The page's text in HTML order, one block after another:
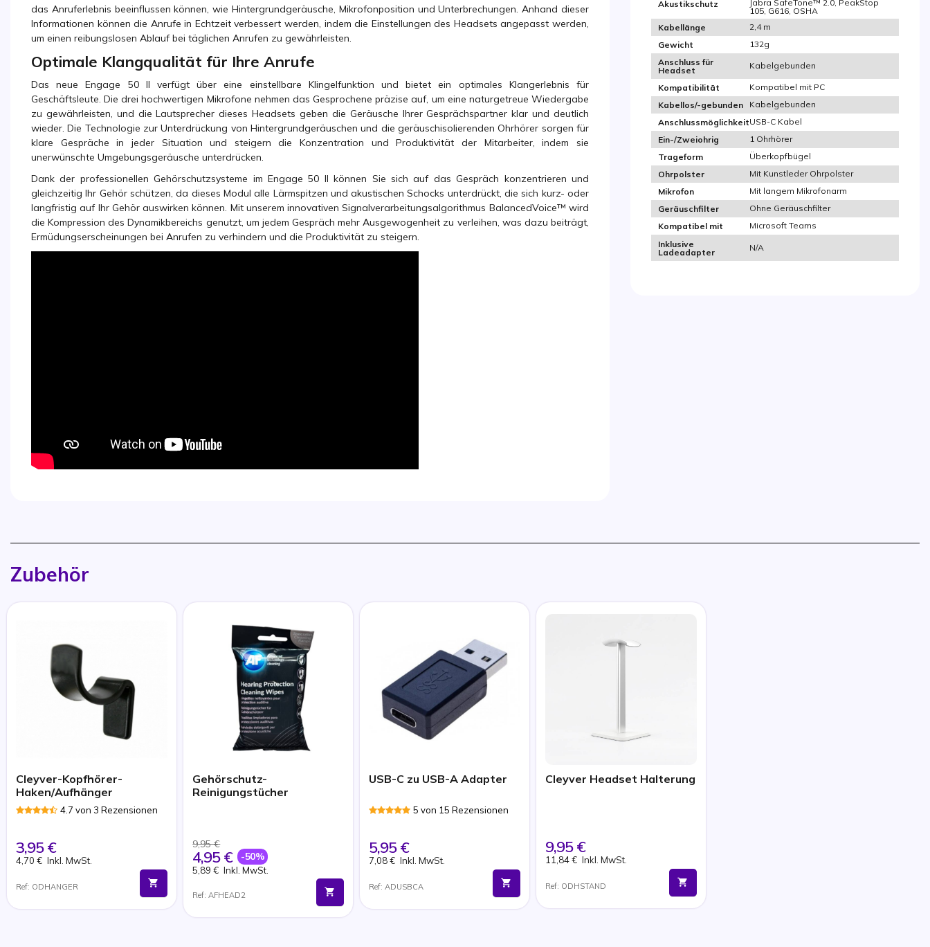
das Anruferlebnis beeinflussen können, wie Hintergrundgeräusche, Mikrofonposition und Unterbrechungen. Anhand dieser
Informationen können die Anrufe in Echtzeit verbessert werden, indem die Einstellungen des Headsets angepasst werden,
um einen reibungslosen Ablauf bei täglichen Anrufen zu gewährleisten.
Optimale Klangqualität für Ihre Anrufe
Das neue Engage 50 II verfügt über eine einstellbare Klingelfunktion und bietet ein optimales Klangerlebnis für
Geschäftsleute. Die drei hochwertigen Mikrofone nehmen das Gesprochene präzise auf, um eine naturgetreue Wiedergabe
zu gewährleisten, und die Lautsprecher dieses Headsets geben die Geräusche Ihrer Gesprächspartner klar und deutlich
wieder. Die Technologie zur Unterdrückung von Hintergrundgeräuschen und die geräuschisolierenden Ohrhörer sorgen für
klare Gespräche in jeder Situation und steigern die Konzentration und Produktivität der Mitarbeiter, indem sie
unerwünschte Umgebungsgeräusche unterdrücken.
Dank der professionellen Gehörschutzsysteme im Engage 50 II können Sie sich auf das Gespräch konzentrieren und
gleichzeitig Ihr Gehör schützen, da dieses Modul alle Lärmspitzen und akustischen Schocks unterdrückt, die sich kurz- oder
langfristig auf Ihr Gehör auswirken können. Mit unserem innovativen Signalverarbeitungsalgorithmus BalancedVoice™ wird
die Kompression des Dynamikbereichs genutzt, um jedem Gespräch mehr Ausgewogenheit zu verleihen, was dazu beiträgt,
Ermüdungserscheinungen bei Anrufen zu verhindern und die Produktivität zu steigern.
Akustikschutz
Jabra SafeTone™ 2.0, PeakStop
105, G616, OSHA
Kabellänge
2,4 m
Gewicht
132g
Anschluss für
Headset
Kabelgebunden
Kompatibilität
Kompatibel mit PC
Kabellos/-gebunden
Kabelgebunden
AnschlussmöglichkeitUSB-C Kabel
Ein-/Zweiohrig
1 Ohrhörer
Trageform
Überkopfbügel
Ohrpolster
Mit Kunstleder Ohrpolster
Mikrofon
Mit langem Mikrofonarm
Geräuschfilter
Ohne Geräuschfilter
Kompatibel mit
Microsoft Teams
Inklusive
Ladeadapter
N/A
Zubehör
Cleyver-Kopfhörer-
Haken/Aufhänger
4.7 von 3 Rezensionen
3,95 €
4,70 € Inkl. MwSt.
Ref: ODHANGER
Gehörschutz-
Reinigungstücher
9,95 €
4,95 € -50%
5,89 € Inkl. MwSt.
Ref: AFHEAD2
USB-C zu USB-A Adapter
5 von 15 Rezensionen
5,95 €
7,08 € Inkl. MwSt.
Ref: ADUSBCA
Cleyver Headset Halterung
9,95 €
11,84 € Inkl. MwSt.
Ref: ODHSTAND